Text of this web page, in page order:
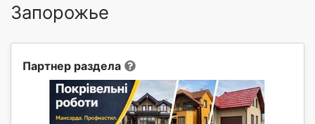
Запорожье
Партнер раздела